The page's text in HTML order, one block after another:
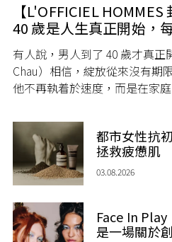
【L'OFFICIEL
40 歲是人生真正開始，
有人說，男人到了 40 歲才真
Chau）相信，綻放從來沒有期
他不再執着於速度，而是在家
都市女性抗
拯救疲憊肌
03.08.2026
Face In Play
是一場關於